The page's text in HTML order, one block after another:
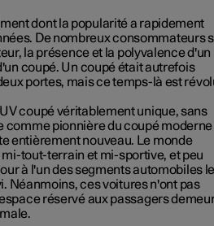
dont la popularité a rapidement
De nombreux consommateurs
la présence et la polyvalence d'un
coupé. Un coupé était autrefois
portes, mais ce temps-là est
coupé véritablement unique, sans
comme pionnière du coupé moderne
entièrement nouveau. Le monde
tout-terrain et mi-sportive, et peu
à l'un des segments automobiles
Néanmoins, ces voitures n'ont pas
réservé aux passagers